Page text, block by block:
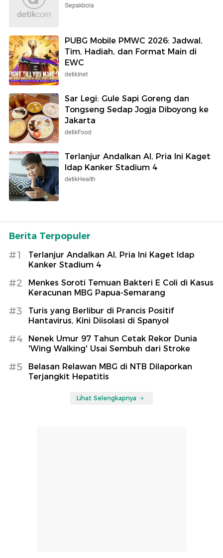
Sepakbola
PUBG Mobile PMWC 2026: Jadwal,
Tim, Hadiah, dan Format Main di
EWC
detikInet
Sar Legi: Gule Sapi Goreng dan
Tongseng Sedap Jogja Diboyong ke
Jakarta
detikFood
Terlanjur Andalkan AI, Pria Ini Kaget
Idap Kanker Stadium 4
detikHealth
Berita Terpopuler
#1
Terlanjur Andalkan AI, Pria Ini Kaget Idap
Kanker Stadium 4
#2
Menkes Soroti Temuan Bakteri E Coli di Kasus
Keracunan MBG Papua-Semarang
#3
Turis yang Berlibur di Prancis Positif
Hantavirus, Kini Diisolasi di Spanyol
#4
Nenek Umur 97 Tahun Cetak Rekor Dunia
'Wing Walking' Usai Sembuh dari Stroke
#5
Belasan Relawan MBG di NTB Dilaporkan
Terjangkit Hepatitis
Lihat Selengkapnya